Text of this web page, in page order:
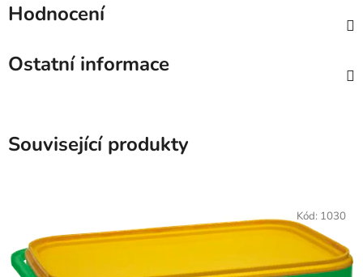
Hodnocení
Ostatní informace
Související produkty
Kód: 1030